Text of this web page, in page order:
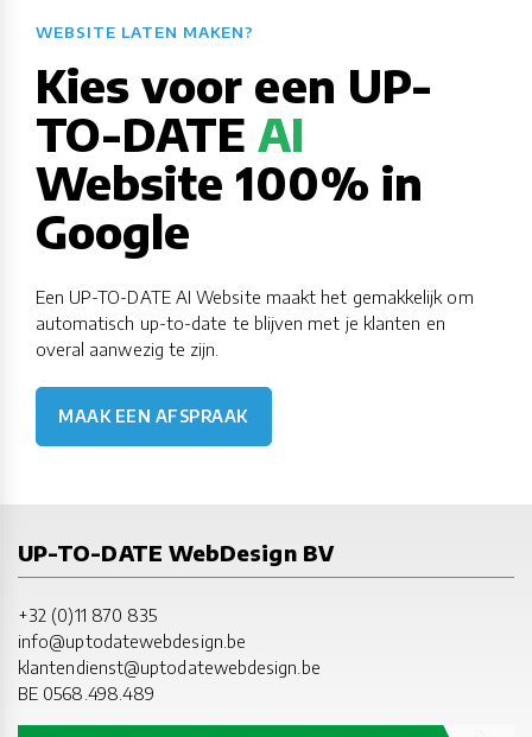
WEBSITE LATEN MAKEN?​​​​​​​​​​​​​​
Kies voor een UP-
TO-DATE AI
Website 100% in
Google
Een UP-TO-DATE AI Website maakt het gemakkelijk om
automatisch up-to-date te blijven met je klanten en
overal aanwezig te zijn.
MAAK EEN AFSPRAAK
UP-TO-DATE WebDesign BV
+32 (0)11 870 835
info@uptodatewebdesign.be
klantendienst@uptodatewebdesign.be
BE 0568.498.489